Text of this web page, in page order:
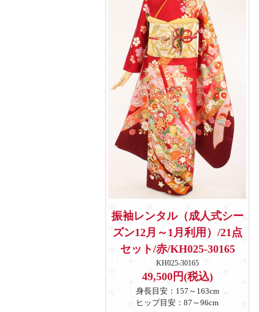
振袖レンタル（成人式シー
ズン12月～1月利用）/21点
セット/赤/KH025-30165
KH025-30165
49,500円(税込)
身長目安：157～163cm
ヒップ目安：87～96cm